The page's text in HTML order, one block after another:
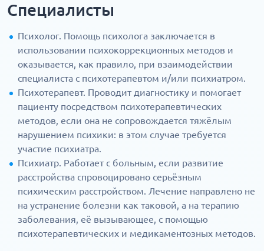
Специалисты
Психолог. Помощь психолога заключается в
использовании психокоррекционных методов и
оказывается, как правило, при взаимодействии
специалиста с психотерапевтом и/или психиатром.
Психотерапевт. Проводит диагностику и помогает
пациенту посредством психотерапевтических
методов, если она не сопровождается тяжёлым
нарушением психики: в этом случае требуется
участие психиатра.
Психиатр. Работает с больным, если развитие
расстройства спровоцировано серьёзным
психическим расстройством. Лечение направлено не
на устранение болезни как таковой, а на терапию
заболевания, её вызывающее, с помощью
психотерапевтических и медикаментозных методов.